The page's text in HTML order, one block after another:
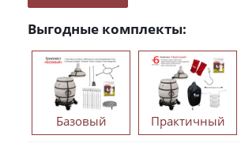
Выгодные комплекты:
Базовый Практичный